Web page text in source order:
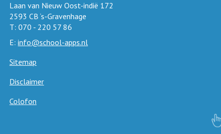
Laan van Nieuw Oost-indië 172
2593 CB ‘s-Gravenhage
T: 070 - 220 57 86
E:info@school-apps.nl
Sitemap
Disclaimer
Colofon